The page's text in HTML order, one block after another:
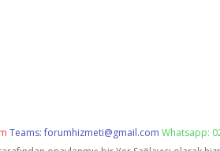
Teams:forumhizmeti@gmail.com Whatsapp: